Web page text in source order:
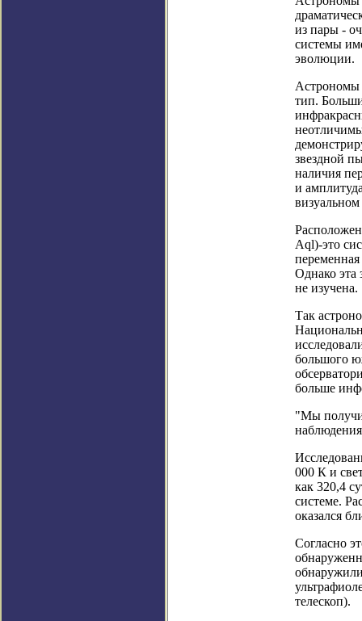
из пары -
системы
эволюции.
Астрономы
тип.
звездной
наличия
и
Aql)-это
переменная
Однако эта
не изучена.
Так
большого
больше
"Мы
000 К и
как 320,4
системе.
оказался
Согласно
телескоп).